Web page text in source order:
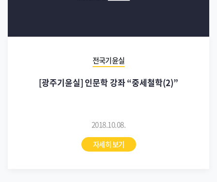
전국기윤실
[광주기윤실] 인문학 강좌 “중세철학(2)”
2018.10.08.
자세히 보기